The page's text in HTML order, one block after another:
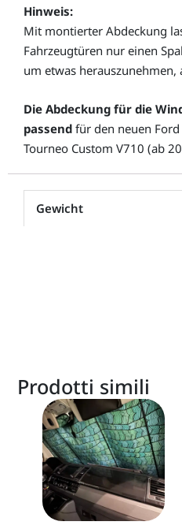
Hinweis:
Mit montierter Abdeckung
Fahrzeugtüren nur einen
um etwas
Die Abdeckung für die
passend für den neuen
Tourneo Custom V710 (ab
Gewicht
Prodotti simili